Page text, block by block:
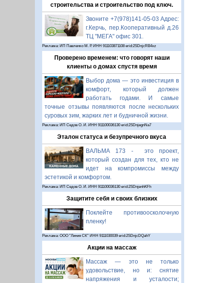
строительства и строительство под ключ.
Звоните +7(978)141-05-03 Адрес:
г.Керчь, пер.Кооперативный д.26
ТЦ "МЕГА" офис 301.
Реклама: ИП Павленко М. Р. ИНН 911103871108 erid:2SDnjcRB4xz
Проверено временем: что говорят наши
клиенты о домах спустя время
Выбор дома — это инвестиция в
комфорт, который должен
работать годами. И самые
точные отзывы появляются после нескольких
суровых зим, жарких лет и будничной жизни.
Реклама: ИП Седов О. И. ИНН 911100036130 erid:2SDnjegnNa7
Эталон статуса и безупречного вкуса
ВАЛЬМА 173 - это проект,
который создан для тех, кто не
идет на компромиссы между
эстетикой и комфортом.
Реклама: ИП Седов О. И. ИНН 911100036130 erid:2SDnjenhKFh
Защитите себя и своих близких
Поклейте противоосколочную
пленку!
Реклама: ООО "Линия СК" ИНН 9111030039 erid:2SDnjcDQahY
Акции на массаж
Массаж — это не только
удовольствие, но и: снятие
напряжения и усталости;